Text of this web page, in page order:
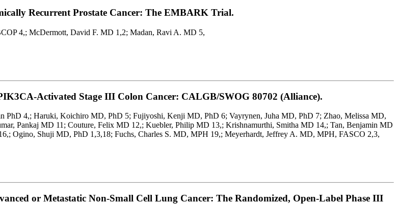
Recurrent Prostate Cancer: The EMBARK Trial.
4,; McDermott, David F. MD 1,2; Madan, Ravi A. MD 5,
Activated Stage III Colon Cancer: CALGB/SWOG 80702 (Alliance).
PhD 4,; Haruki, Koichiro MD, PhD 5; Fujiyoshi, Kenji MD, PhD 6; Vayrynen, Juha MD, PhD 7; Zhao, Melissa MD,
Pankaj MD 11; Couture, Felix MD 12,; Kuebler, Philip MD 13,; Krishnamurthi, Smitha MD 14,; Tan, Benjamin MD
Ogino, Shuji MD, PhD 1,3,18; Fuchs, Charles S. MD, MPH 19,; Meyerhardt, Jeffrey A. MD, MPH, FASCO 2,3,
or Metastatic Non-Small Cell Lung Cancer: The Randomized, Open-Label Phase III